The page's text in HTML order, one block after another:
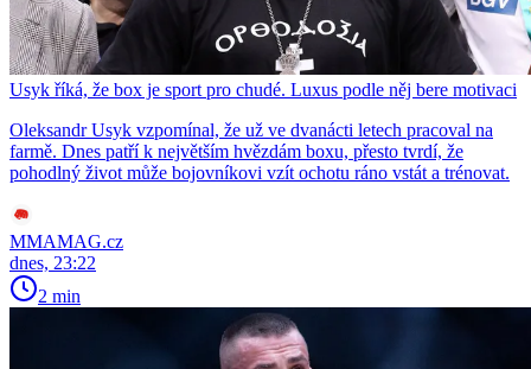
Usyk říká, že box je sport pro chudé. Luxus podle něj bere motivaci
Oleksandr Usyk vzpomínal, že už ve dvanácti letech pracoval na
farmě. Dnes patří k největším hvězdám boxu, přesto tvrdí, že
pohodlný život může bojovníkovi vzít ochotu ráno vstát a trénovat.
MMAMAG.cz
dnes, 23:22
2 min